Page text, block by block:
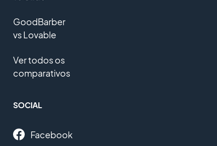
GoodBarber
vs Lovable
Ver todos os
comparativos
SOCIAL
Facebook